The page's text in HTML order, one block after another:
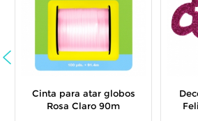
Cinta para atar globos
Rosa Claro 90m